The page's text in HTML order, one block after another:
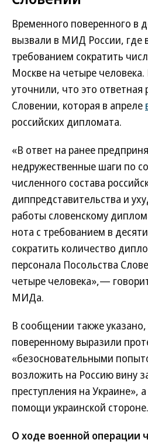
Временного поверенного в
вызвали в МИД России, где
требованием сократить
Москве на четыре
уточнили, что это ответная
Словении, которая в апреле
российских дипломата.
«В ответ на ранее
недружественные шаги по
численного состава
диппредставительства и
работы словенскому
нота с требованием в
сократить количество
персонала Посольства
четыре человека»,—
МИДа.
В сообщении также
поверенному выразили
«безосновательными
возложить на Россию вину
преступления на Украине»,
помощи украинской стороне.
О ходе военной операции